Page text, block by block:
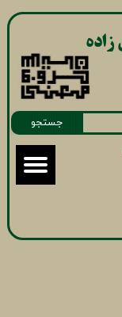
زاده
جستجو